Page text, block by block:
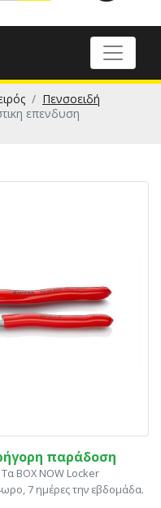
Πενσοειδή
επενδυση
παράδοση
Tα ΒΟΧ ΝΟW Locker
7 ημέρες την εβδομάδα.